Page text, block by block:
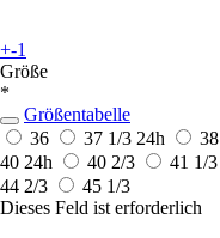
+-1
Größe
*
Größentabelle
36
37 1/3 24h 38
40 24h 40 2/3 41 1/3
44 2/3
45 1/3
Dieses Feld ist erforderlich